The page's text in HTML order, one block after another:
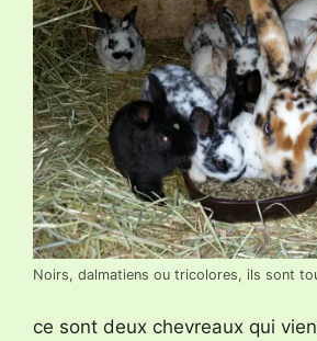
Noirs, dalmatiens ou tricolores, ils sont
ce sont deux chevreaux qui